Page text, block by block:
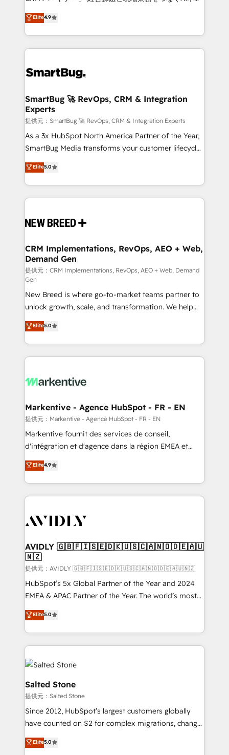
run your revenue process. Sales, marketing, and
service wired together. ➤ AI and Integrations: Layer
tune-ups, feature rollouts, adoption coaching. Buying
HubSpot, switching to it, or reviving a stale portal?
We are built for the work.
ティブ・エージェンシーとして、HubSpot Eliteの実装
力で顧客フロント業務を再設計します。 💡 100inc は何
をする会社か？ HubSpotを共通基盤に、AIエージェン
トを組み込んだ顧客フロント業務（マーケティング・営
ィブ・エージェンシーです。事業部・グループ会社・部
を、CRMを軸とした全社共通基盤に再構築します。意
思決定者・PMO・現場担当者に並走します。 1️⃣
HubSpot導入・活用支援 顧客データの一元化から、
GTMの見える化・自動化まで。全Hub統合運用、デー
タ品質設計、グループ横断のCRM統合に対応します。
の一部をAIが自律実行する組織への移行を設計・実装。
Breeze・Claude等をHubSpotと連携させ、役割定義・
革を、構想から実装・定着までPMOとして主導。「設
の統合・浸透・変革管理を実行します。 ▸ CMS戦略設
計・構築：リード獲得・CVR・SEOを前提にした情報設
計・導線設計・テンプレート設計をContent Hubで一体
提供。 ▸ 既存CRM・MAからの移行支援：Salesforce・
Marketo・Pardot等からの移行、カスタム設計、履歴
データ移行と活用設計まで。 ▸ AEO対応：ChatGPT・
ンツとサイト構造を最適化。 🏆 なぜ100incを選ぶの
か？ ✓ HubSpot Eliteパートナー認定 ✓ HubSpotアワ
ード受賞・HUGリーダー ✓ ISO27001:2022 /
HubSpot大百科 出版 CRM・AI活用に関するご相談、現
せください。
Elite4.9
SmartBug 🚀 RevOps, CRM & Integration
Experts
提供元：SmartBug 🚀 RevOps, CRM & Integration Experts
As a 3x HubSpot North America Partner of the Year,
SmartBug Media transforms your customer lifecycle
into a revenue engine. Our unified ecosystem
includes specialized divisions Globalia (AI &
Software) and Point Success Media (Paid Media),
making this the official home for all three brands. 🔄
and system integrations powered by Globalia’s
trainers to drive platform adoption. 📈 Revenue
Generation - Full-funnel marketing and high-
performance advertising via Point Success Media. -
Expert deployment of Breeze AI and custom agents
to automate growth. 🏆 Elite Excellence - 8 platform
accreditations and deep HIPAA-compliance
expertise. - A team of 250+ experts dedicated to
your resilient growth.
Elite5.0
CRM Implementations, RevOps, AEO + Web,
Demand Gen
提供元：CRM Implementations, RevOps, AEO + Web, Demand
Gen
New Breed is where go-to-market teams partner to
unlock growth, scale, and transformation. We help
companies activate HubSpot’s AI-powered
customer platform and operationalize HubSpot’s
Loop Marketing framework through expert-led
services, smart agents, and purpose-built apps,
results, fast. ⚙️CRM & RevOps: Align all Hubs to your
🎯Demand Gen & ABM: Drive pipeline with inbound,
ABM, AEO, SEO, & paid media. 👩‍💻Web Design:
Build high-performing websites with UX, messaging,
& conversion strategy that drive results. 🤖AI
AI, & maximize AEO with tailored AI services. 🧩
Integrations: Extend HubSpot with custom
Elite5.0
Markentive - Agence HubSpot - FR - EN
提供元：Markentive - Agence HubSpot - FR - EN
Markentive fournit des services de conseil,
d'intégration et d'agence dans la région EMEA et
North America. Avec plus de 115 experts en
marketing automation, Growth, Revops, CRM et
webdesign. Markentive is both a consulting firm, a
digital agency and an integrator. With over 115
CRM and webdesign (We focus on EMEA - USA
Elite4.9
AVIDLY 🇬🇧🇫🇮🇸🇪🇩🇰🇺🇸🇨🇦🇳🇴🇩🇪🇦🇺
🇳🇿
提供元：AVIDLY 🇬🇧🇫🇮🇸🇪🇩🇰🇺🇸🇨🇦🇳🇴🇩🇪🇦🇺🇳🇿
HubSpot’s 5x Global Partner of the Year and 2024
EMEA & APAC Partner of the Year. The world’s most
experienced and fully accredited HubSpot Solutions
Partner. 🚀 With 2,750+ HubSpot projects delivered
and 370+ specialists across EMEA, APAC and NAM,
we de-risk complex CRM programmes and
accelerate ROI across every HubSpot Hub. 🧭 From
multi-region migrations to AI-powered automation,
we turn complexity into clarity, human at global
scale. 🏆 HubSpot’s CEO called us “the partner of the
future.” Others agree it is proof of trust built through
measurable impact.
Elite5.0
Salted Stone
提供元：Salted Stone
Since 2012, HubSpot’s largest customers globally
have counted on S2 for complex migrations, change
management, systems integration, and creative
solutions that deliver measurable impact and
Elite5.0